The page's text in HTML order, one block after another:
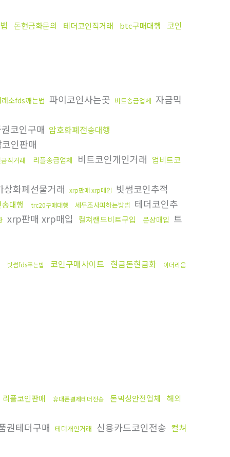
돈현금화문의 테더코인직거래 btc구매대행
코인
소fds깨는법 파이코인사는곳 비트송금업체 자금믹
코인구매 암호화폐전송대행
인판매
직거래 리플송금업체 비트코인개인거래 업비트코
상화폐선물거래 xrp판매 xrp매입 빗썸코인추적
대행 trc20구매대행 세무조사피하는방법 테더코인추
xrp판매 xrp매입 컬쳐랜드비트구입 문상매입 트
빗썸fds푸는법 코인구매사이트 현금돈현금화
이더리움
리플코인판매 휴대폰결제테더전송 돈믹싱안전업체
해외
권테더구매 테더개인거래 신용카드코인전송 컬쳐